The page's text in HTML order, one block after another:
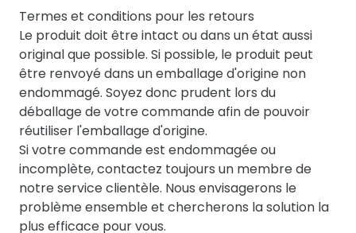
Termes et conditions pour les retours
Le produit doit être intact ou dans un état aussi
original que possible. Si possible, le produit peut
être renvoyé dans un emballage d'origine non
endommagé. Soyez donc prudent lors du
déballage de votre commande afin de pouvoir
réutiliser l'emballage d'origine.
Si votre commande est endommagée ou
incomplète, contactez toujours un membre de
notre service clientèle. Nous envisagerons le
problème ensemble et chercherons la solution la
plus efficace pour vous.